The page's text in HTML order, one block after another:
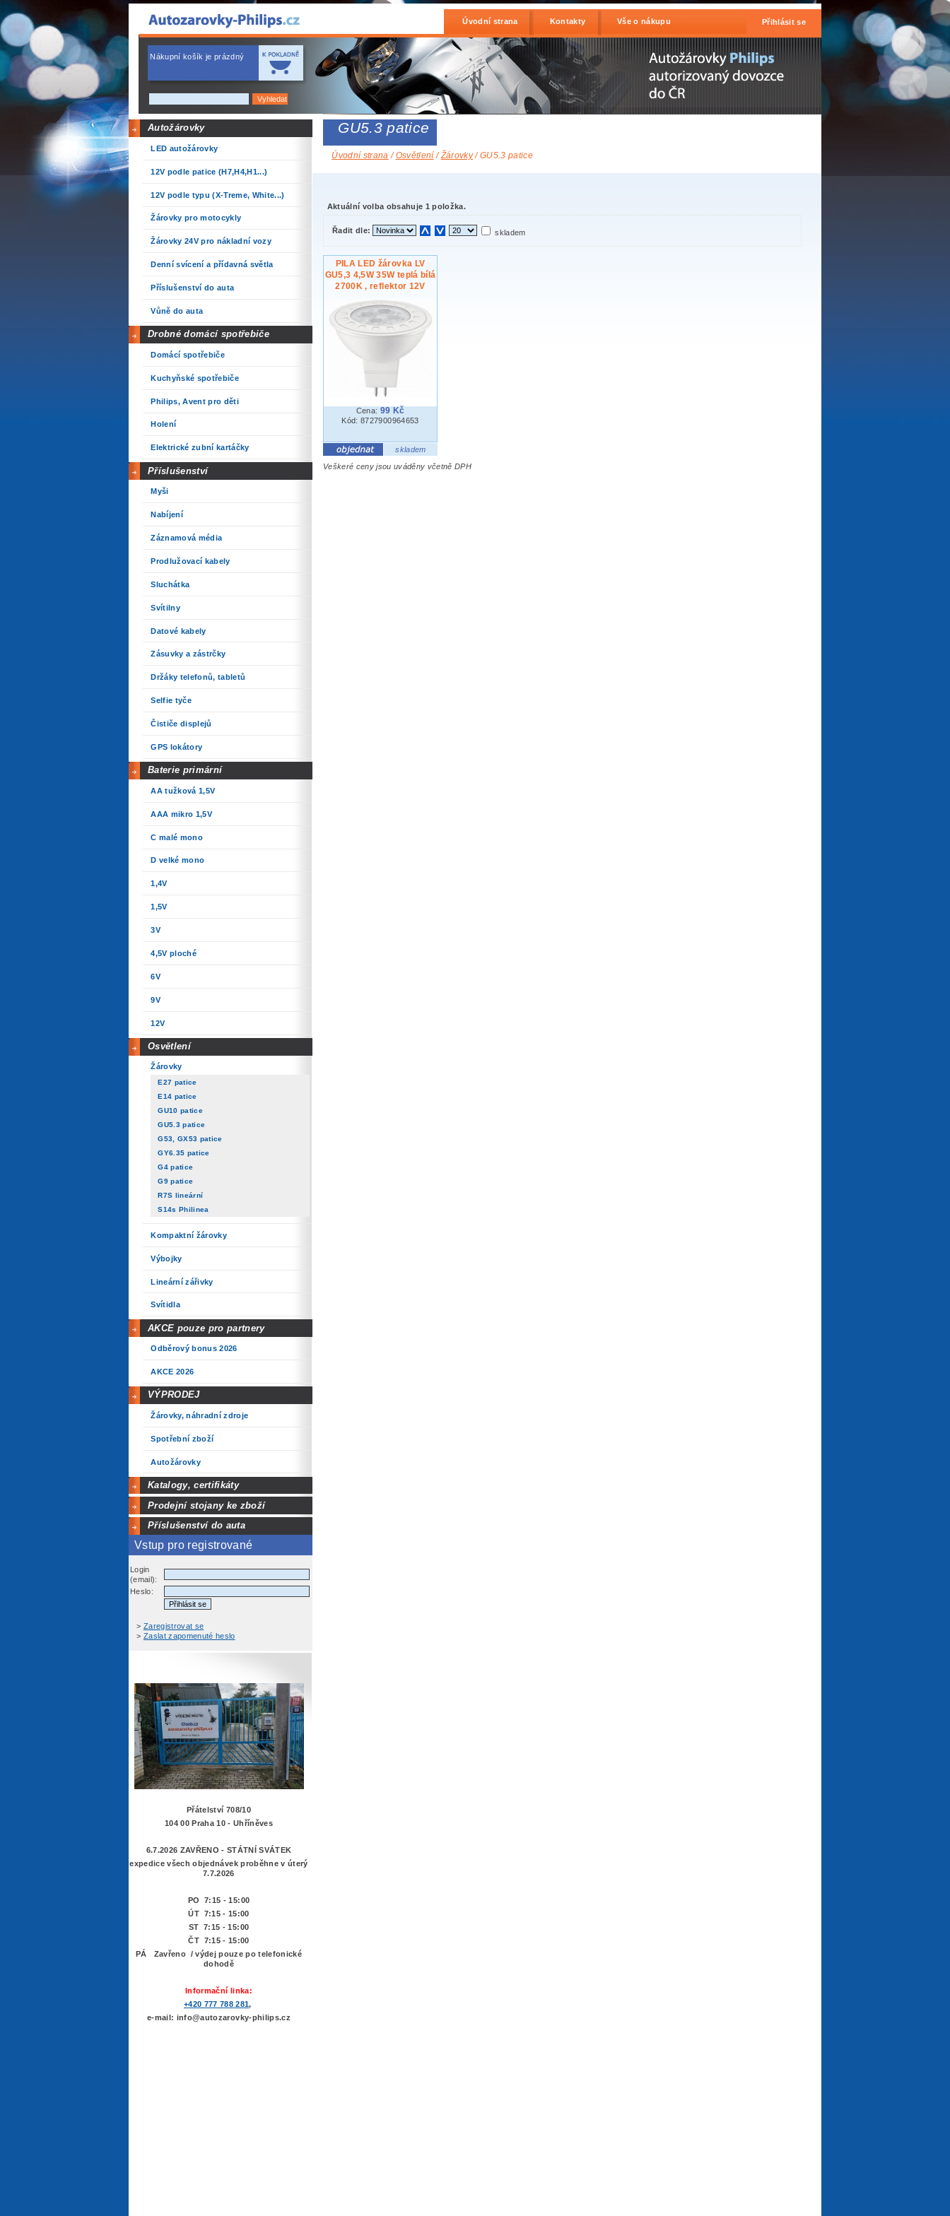
Přihlásit se
Úvodní strana Kontakty Vše o nákupu
Nákupní košík je prázdný
Autožárovky
LED autožárovky
12V podle patice (H7,H4,H1...)
12V podle typu (X-Treme, White...)
Žárovky pro motocykly
Žárovky 24V pro nákladní vozy
Denní svícení a přídavná světla
Příslušenství do auta
Vůně do auta
Drobné domácí spotřebiče
Domácí spotřebiče
Kuchyňské spotřebiče
Philips, Avent pro děti
Holení
Elektrické zubní kartáčky
Příslušenství
Myši
Nabíjení
Záznamová média
Prodlužovací kabely
Sluchátka
Svítilny
Datové kabely
Zásuvky a zástrčky
Držáky telefonů, tabletů
Selfie tyče
Čističe displejů
GPS lokátory
Baterie primární
AA tužková 1,5V
AAA mikro 1,5V
C malé mono
D velké mono
1,4V
1,5V
3V
4,5V ploché
6V
9V
12V
Osvětlení
Žárovky
E27 patice
E14 patice
GU10 patice
GU5.3 patice
G53, GX53 patice
GY6.35 patice
G4 patice
G9 patice
R7S lineární
S14s Philinea
Kompaktní žárovky
Výbojky
Lineární zářivky
Svítidla
AKCE pouze pro partnery
Odběrový bonus 2026
AKCE 2026
VÝPRODEJ
Žárovky, náhradní zdroje
Spotřební zboží
Autožárovky
Katalogy, certifikáty
Prodejní stojany ke zboží
Příslušenství do auta
Vstup pro registrované
Login
(email):
Heslo:
> Zaregistrovat se
> Zaslat zapomenuté heslo
Přátelství 708/10
104 00 Praha 10 - Uhříněves
6.7.2026 ZAVŘENO - STÁTNÍ SVÁTEK
expedice všech objednávek proběhne v úterý
7.7.2026
PO 7:15 - 15:00
ÚT 7:15 - 15:00
ST 7:15 - 15:00
ČT 7:15 - 15:00
PÁ Zavřeno / výdej pouze po telefonické
dohodě
Informační linka:
+420 777 788 281,
e-mail: info@autozarovky-philips.cz
GU5.3 patice
Úvodní strana /Osvětlení /Žárovky/ GU5.3 patice
Aktuální volba obsahuje 1 položka.
Řadit dle: skladem
PILA LED žárovka LV
GU5,3 4,5W 35W teplá bílá
2700K , reflektor 12V
Cena: 99 Kč
Kód: 8727900964653
skladem
Veškeré ceny jsou uváděny včetně DPH